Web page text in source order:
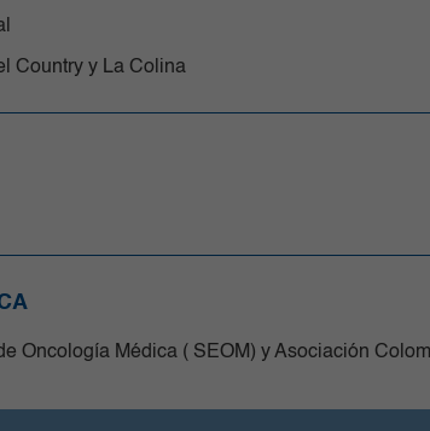
Country y La Colina
Oncología Médica ( SEOM) y Asociación